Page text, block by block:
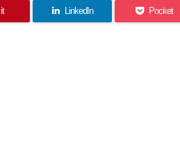
LinkedIn Pocket